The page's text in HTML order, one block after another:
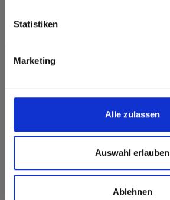
Statistiken
Marketing
Alle zulassen
Auswahl erlauben
Ablehnen
Decorativi simili